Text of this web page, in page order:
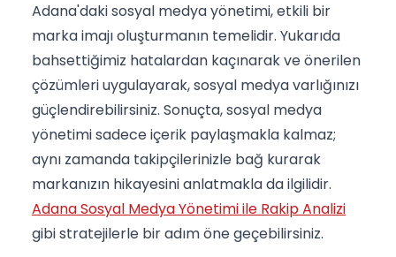
Adana'daki sosyal medya yönetimi, etkili bir
marka imajı oluşturmanın temelidir. Yukarıda
bahsettiğimiz hatalardan kaçınarak ve önerilen
çözümleri uygulayarak, sosyal medya varlığınızı
güçlendirebilirsiniz. Sonuçta, sosyal medya
yönetimi sadece içerik paylaşmakla kalmaz;
aynı zamanda takipçilerinizle bağ kurarak
markanızın hikayesini anlatmakla da ilgilidir.
Adana Sosyal Medya Yönetimi ile Rakip Analizi
gibi stratejilerle bir adım öne geçebilirsiniz.